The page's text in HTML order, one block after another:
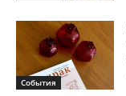
События